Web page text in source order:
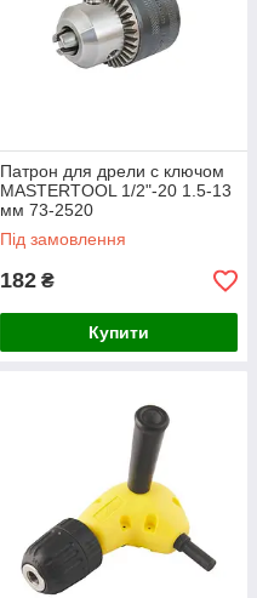
Патрон для дрели с ключом
MASTERTOOL 1/2"-20 1.5-13
мм 73-2520
Під замовлення
182 ₴
Купити